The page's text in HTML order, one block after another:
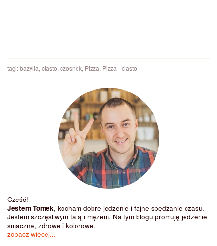
tagi:bazylia, ciasto, czosnek, Pizza, Pizza - ciasto
Cześć!
Jestem Tomek, kocham dobre jedzenie i fajne spędzanie czasu.
Jestem szczęśliwym tatą i mężem. Na tym blogu promuję jedzenie
smaczne, zdrowe i kolorowe.
zobacz więcej...